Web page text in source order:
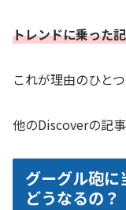
トレンドに乗った
これが理由のひと
他のDiscoverの記
グーグル砲
どうなるの